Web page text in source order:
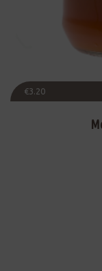
€3.20